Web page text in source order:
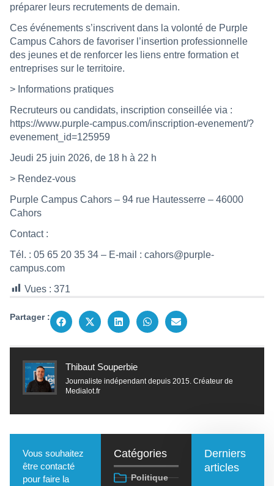
préparer leurs recrutements de demain.
Ces événements s’inscrivent dans la volonté de Purple
Campus Cahors de favoriser l’insertion professionnelle
des jeunes et de renforcer les liens entre formation et
entreprises sur le territoire.
> Informations pratiques
Recruteurs ou candidats, inscription conseillée via :
https://www.purple-campus.com/inscription-evenement/?
evenement_id=125959
Jeudi 25 juin 2026, de 18 h à 22 h
> Rendez-vous
Purple Campus Cahors – 94 rue Hautesserre – 46000
Cahors
Contact :
Tél. : 05 65 20 35 34 – E-mail : cahors@purple-
campus.com
Vues : 371
Partager :
Thibaut Souperbie
Journaliste indépendant depuis 2015. Créateur de
Medialot.fr
Vous souhaitez
être contacté
pour faire la
Catégories
Politique
Derniers
articles